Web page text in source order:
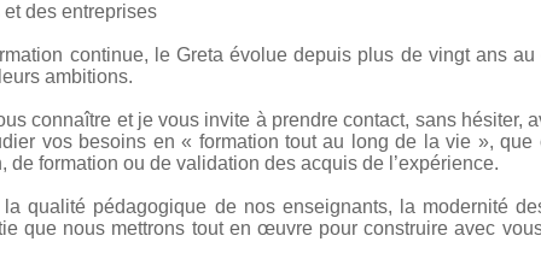
des entreprises
continue, le Greta évolue depuis plus de vingt ans
ambitions.
connaître et je vous invite à prendre contact, sans hésiter,
vos besoins en « formation tout au long de la vie », que
de formation ou de validation des acquis de l’expérience.
qualité pédagogique de nos enseignants, la modernité
que nous mettrons tout en œuvre pour construire avec